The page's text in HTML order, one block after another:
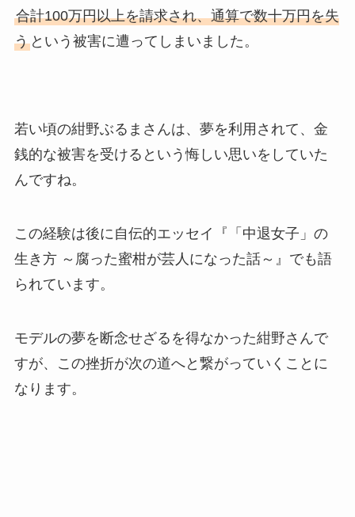
合計100万円以上を請求され、通算で数十万円を失
うという被害に遭ってしまいました。
若い頃の紺野ぶるまさんは、夢を利用されて、金
銭的な被害を受けるという悔しい思いをしていた
んですね。
この経験は後に自伝的エッセイ『「中退女子」の
生き方 ～腐った蜜柑が芸人になった話～』でも語
られています。
モデルの夢を断念せざるを得なかった紺野さんで
すが、この挫折が次の道へと繋がっていくことに
なります。